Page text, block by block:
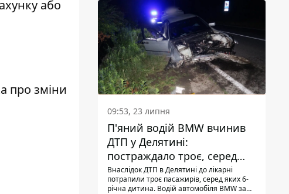
або
про зміни
з'ясували правоохоронці, ці травми жінці
наніс її син.
09:53, 23 липня
П'яний водій BMW вчинив
ДТП у Делятині:
постраждало троє, серед
них - дитина
Внаслідок ДТП в Делятині до лікарні
потрапили троє пасажирів, серед яких 6-
річна дитина. Водій автомобіля BMW за